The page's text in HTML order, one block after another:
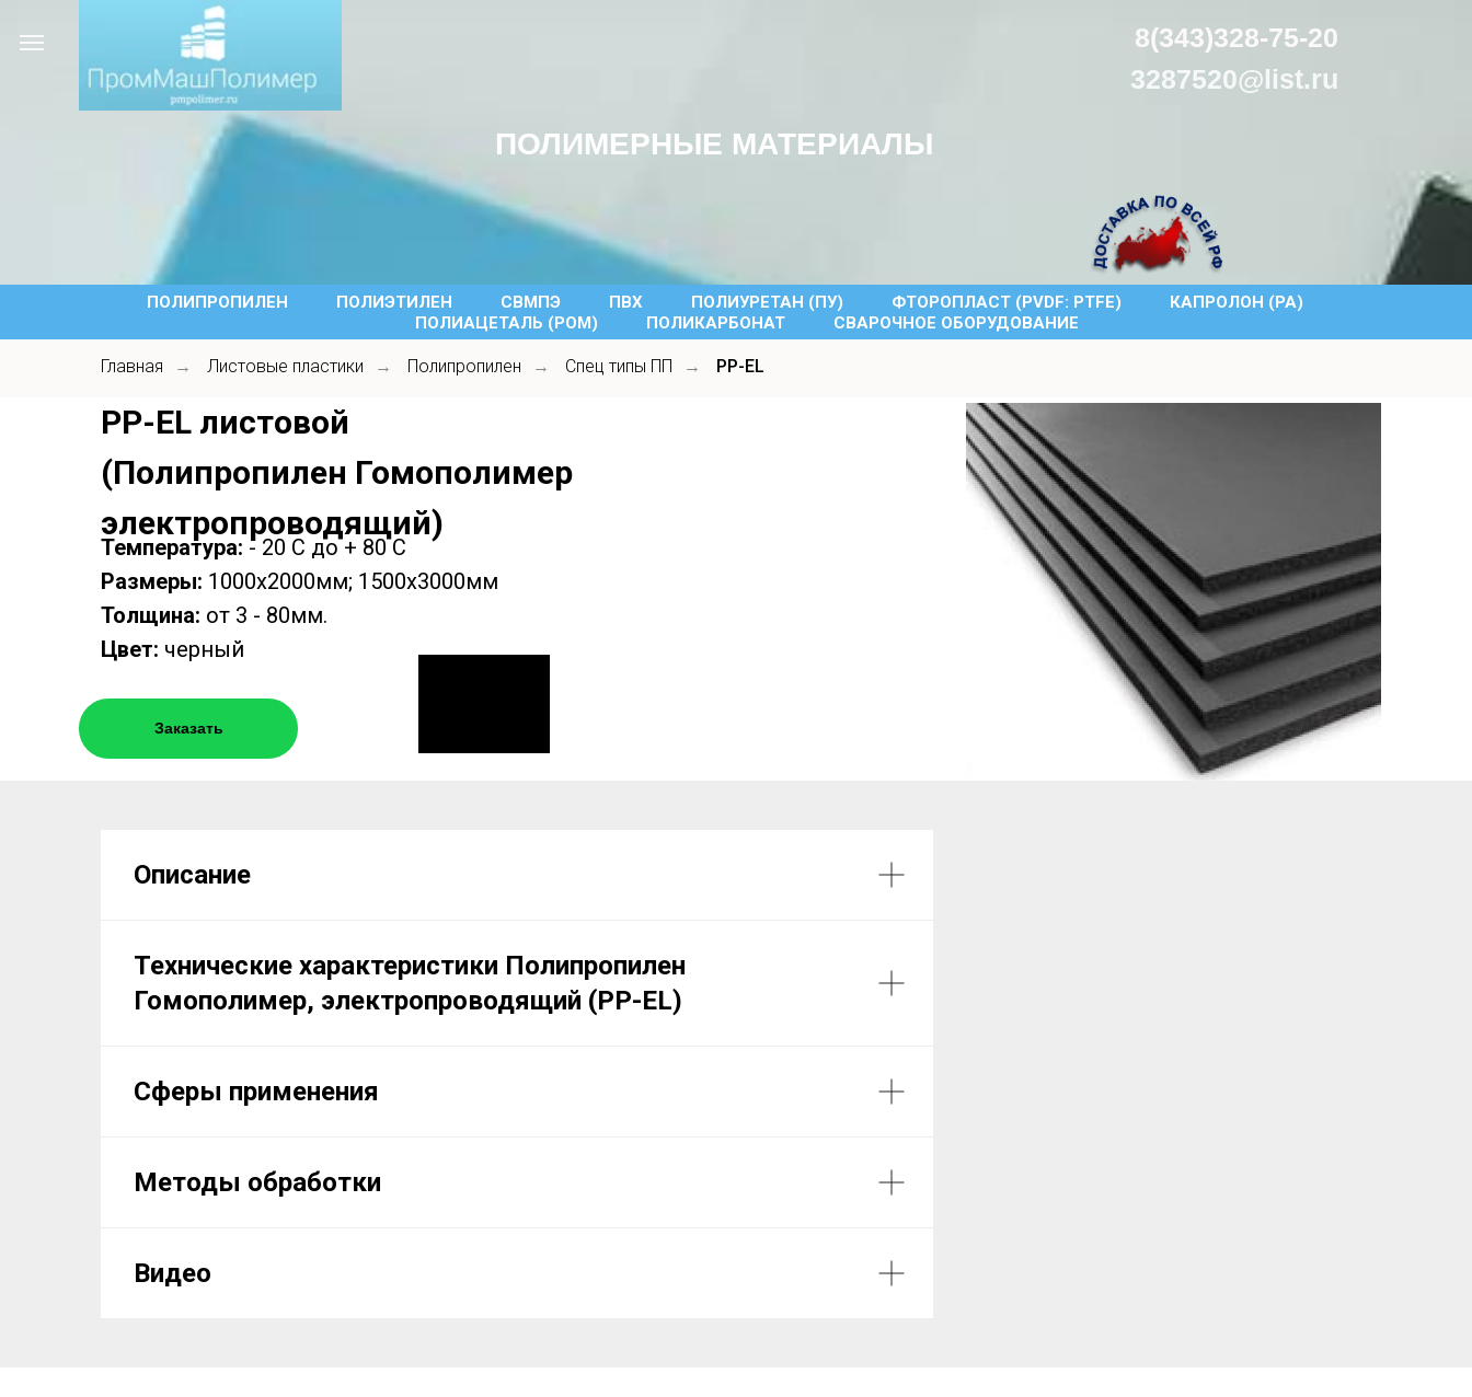
ПОЛИМЕРНЫЕ МАТЕРИАЛЫ
8(343)328-75-20
3287520@list.ru
ПОЛИПРОПИЛЕН ПОЛИЭТИЛЕН СВМПЭ ПВХ ПОЛИУРЕТАН (ПУ) ФТОРОПЛАСТ (PVDF: PTFE)
КАПРОЛОН (PA)
ПОЛИАЦЕТАЛЬ (POM)
ПОЛИКАРБОНАТ СВАРОЧНОЕ ОБОРУДОВАНИЕ
Главная → Листовые пластики → Полипропилен → Спец типы ПП → PP-EL
PP-EL листовой
(Полипропилен Гомополимер
электропроводящий)
Температура: - 20 С до + 80 С
Размеры: 1000х2000мм; 1500х3000мм
Толщина: от 3 - 80мм.
Цвет: черный
Заказать
Описание
Технические характеристики Полипропилен
Гомополимер, электропроводящий (PP-EL)
Сферы применения
Методы обработки
Видео